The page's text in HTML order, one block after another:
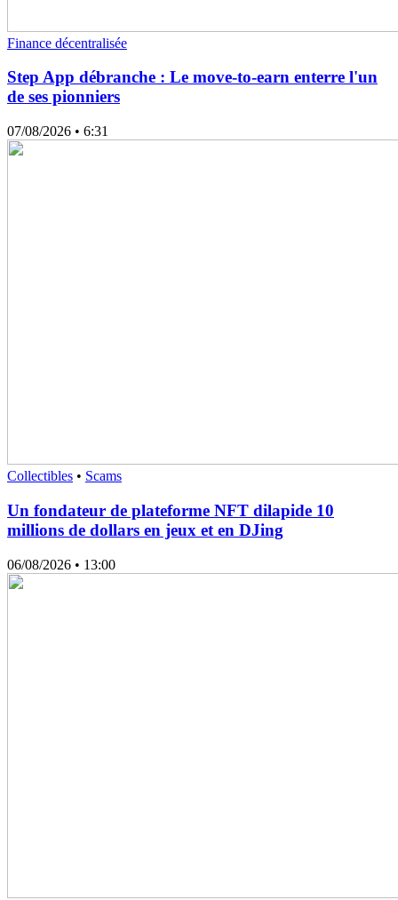
Finance décentralisée
Step App débranche : Le move-to-earn enterre l'un
de ses pionniers
07/08/2026 • 6:31
Collectibles • Scams
Un fondateur de plateforme NFT dilapide 10
millions de dollars en jeux et en DJing
06/08/2026 • 13:00